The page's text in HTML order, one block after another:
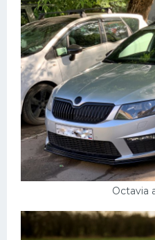
Octavia